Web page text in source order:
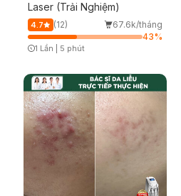
Laser (Trải Nghiệm)
4.7 (12)
67.6k/tháng
43%
1 Lần 5 phút